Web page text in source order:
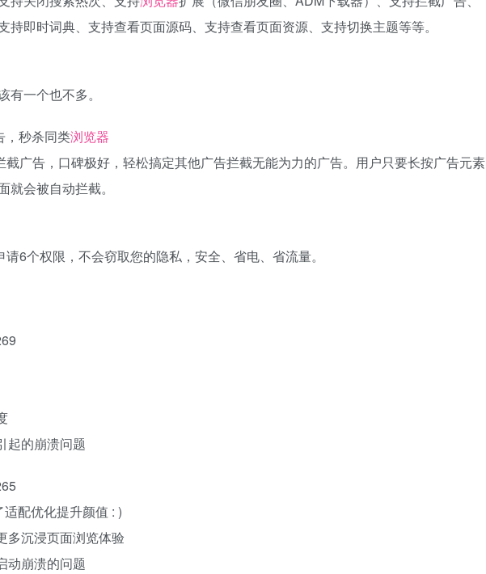
持即时词典、支持查看页面源码、支持查看页面资源、支持切换主题等等。
一个也不多。
，秒杀同类浏览器
截广告，口碑极好，轻松搞定其他广告拦截无能为力的广告。用户只要长按广告元素
会被自动拦截。
6个权限，不会窃取您的隐私，安全、省电、省流量。
起的崩溃问题
配优化提升颜值 : )
多沉浸页面浏览体验
动崩溃的问题